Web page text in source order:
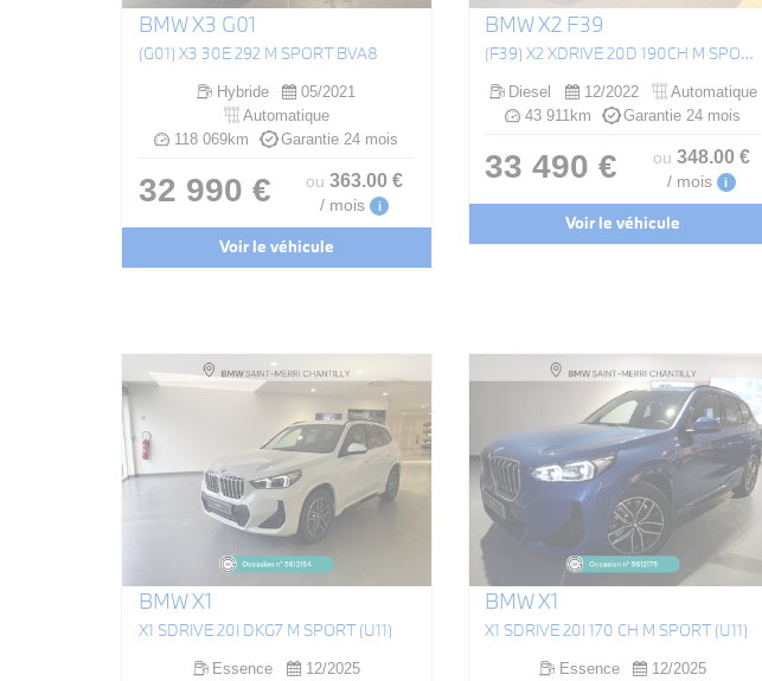
BMW X3 G01
(G01) X3 30E 292 M SPORT BVA8
Hybride
05/2021
Automatique
118 069km
Garantie 24 mois
32 990 € ou363.00 €
/ mois i
Voir le véhicule
BMW X2 F39
(F39) X2 XDRIVE 20D 190CH M SPORT BVA8
Diesel 12/2022
Automatique
43 911km
Garantie 24 mois
33 490 € ou 348.00 €
/ mois i
Voir le véhicule
BMW X1
X1 SDRIVE 20I DKG7 M SPORT (U11)
Essence 12/2025
BMW X1
X1 SDRIVE 20I 170 CH M SPORT (U11)
Essence 12/2025